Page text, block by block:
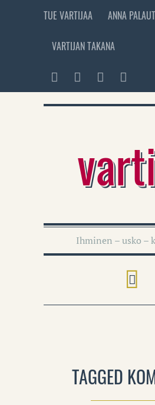
TUE VARTIJAA ANNA
VARTIJAN TAKANA
Ihminen – usko –
TAGGED